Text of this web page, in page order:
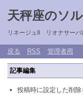
天秤座のソ
リネージュII リオナサーバ
戻る RSS 管理者用
記事編集
投稿時に設定した削除